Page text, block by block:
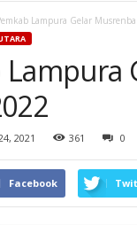
Lampura Gelar
Lampura
2021 361 0
Facebook